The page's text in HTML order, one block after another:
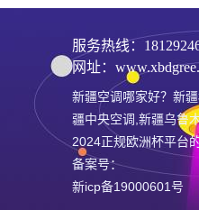
服务热线：
网址：
新疆空调哪家好？新
疆中央空调,新疆乌鲁
2024正规欧洲杯平台
备案号：
新icp备19000601号